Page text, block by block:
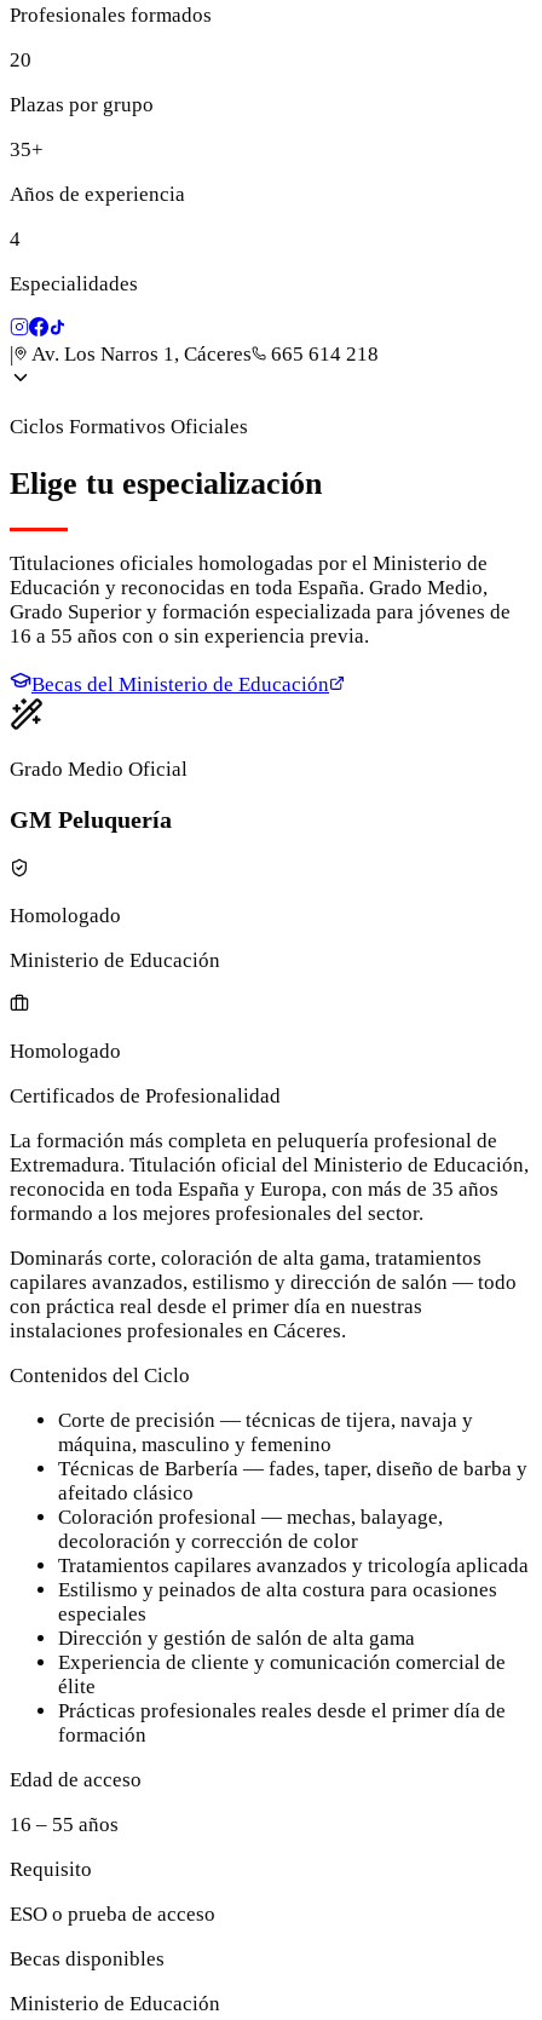
Profesionales formados
20
Plazas por grupo
35+
Años de experiencia
4
Especialidades
Av. Los Narros 1, Cáceres 665 614 218
Ciclos Formativos Oficiales
Elige tu especialización
Titulaciones oficiales homologadas por el Ministerio de
Educación y reconocidas en toda España. Grado Medio,
Grado Superior y formación especializada para jóvenes de
16 a 55 años con o sin experiencia previa.
Becas del Ministerio de Educación
Grado Medio Oficial
GM Peluquería
Homologado
Ministerio de Educación
Homologado
Certificados de Profesionalidad
La formación más completa en peluquería profesional de
Extremadura. Titulación oficial del Ministerio de Educación,
reconocida en toda España y Europa, con más de 35 años
formando a los mejores profesionales del sector.
Dominarás corte, coloración de alta gama, tratamientos
capilares avanzados, estilismo y dirección de salón — todo
con práctica real desde el primer día en nuestras
instalaciones profesionales en Cáceres.
Contenidos del Ciclo
Corte de precisión — técnicas de tijera, navaja y
máquina, masculino y femenino
Técnicas de Barbería — fades, taper, diseño de barba y
afeitado clásico
Coloración profesional — mechas, balayage,
decoloración y corrección de color
Tratamientos capilares avanzados y tricología aplicada
Estilismo y peinados de alta costura para ocasiones
especiales
Dirección y gestión de salón de alta gama
Experiencia de cliente y comunicación comercial de
élite
Prácticas profesionales reales desde el primer día de
formación
Edad de acceso
16 – 55 años
Requisito
ESO o prueba de acceso
Becas disponibles
Ministerio de Educación